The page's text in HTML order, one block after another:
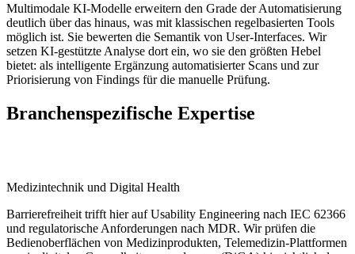
Multimodale KI-Modelle erweitern den Grade der Automatisierung
deutlich über das hinaus, was mit klassischen regelbasierten Tools
möglich ist. Sie bewerten die Semantik von User-Interfaces. Wir
setzen KI-gestützte Analyse dort ein, wo sie den größten Hebel
bietet: als intelligente Ergänzung automatisierter Scans und zur
Priorisierung von Findings für die manuelle Prüfung.
Branchenspezifische Expertise
Medizintechnik und Digital Health
Barrierefreiheit trifft hier auf Usability Engineering nach IEC 62366
und regulatorische Anforderungen nach MDR. Wir prüfen die
Bedienoberflächen von Medizinprodukten, Telemedizin-Plattformen